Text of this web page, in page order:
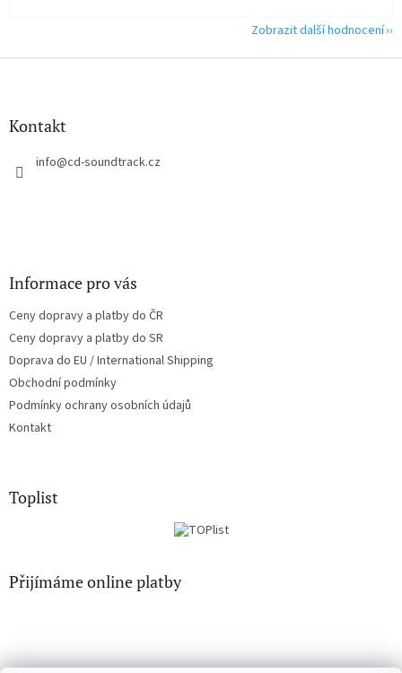
Zobrazit další hodnocení
Z
Kontakt
info@cd-soundtrack.cz
Informace pro vás
Ceny dopravy a platby do ČR
Ceny dopravy a platby do SR
Doprava do EU / International Shipping
Obchodní podmínky
Podmínky ochrany osobních údajů
Kontakt
Toplist
Přijímáme online platby